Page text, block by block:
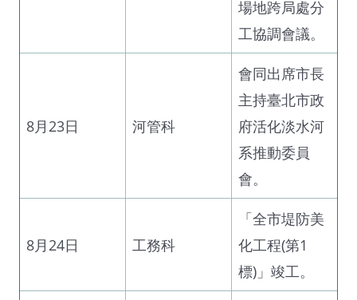
場地跨局處分
工協調會議。
8月23日 河管科
會同出席市長
主持臺北市政
府活化淡水河
系推動委員
會。
8月24日 工務科
「全市堤防美
化工程(第1
標)」竣工。